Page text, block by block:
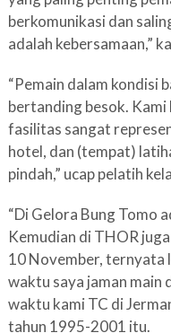
berkomunikasi dan
adalah kebersamaan,”
“Pemain dalam kondisi
bertanding besok. Kami
fasilitas sangat
hotel, dan (tempat)
pindah,” ucap pelatih
“Di Gelora Bung Tomo
Kemudian di THOR
10 November, ternyata
waktu saya jaman main
waktu kami TC di
tahun 1995-2001 itu.